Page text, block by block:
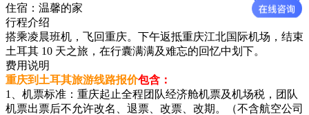
住宿： 温馨的家
行程介绍
搭乘凌晨班机，飞回重庆。下午返抵重庆江北国际机场，结束
土耳其 10 天之旅，在行囊满满及难忘的回忆中划下。
费用说明
重庆到土耳其旅游线路报价包含：
1、机票标准：重庆起止全程团队经济舱机票及机场税，团队
机票出票后不允许改名、退票、改票、改期。（不含航空公司